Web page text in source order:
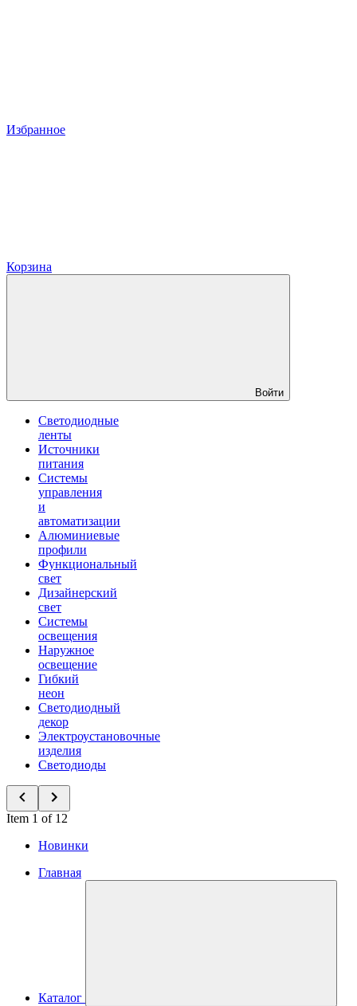
Избранное
Корзина
Войти
Светодиодные
ленты
Источники
питания
Системы
управления
и
автоматизации
Алюминиевые
профили
Функциональный
свет
Дизайнерский
свет
Системы
освещения
Наружное
освещение
Гибкий
неон
Светодиодный
декор
Электроустановочные
изделия
Светодиоды
Item 1 of 12
Новинки
Главная
Каталог